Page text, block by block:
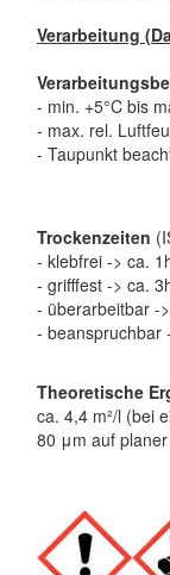
Verarbeitung
- min. +5°C bis
- max. rel.
- Taupunkt
Trockenzeiten
- klebfrei -> ca.
- grifffest -> ca.
- überarbeitbar -
- beanspruchbar
Theoretische
ca. 4,4 m²/l (bei
80 μm auf